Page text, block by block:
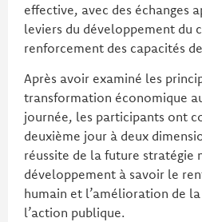
effective, avec des échanges
leviers du développement du
renforcement des capacités
Après avoir examiné les
transformation économique
journée, les participants ont
deuxième jour à deux
réussite de la future stratégie
développement à savoir le
humain et l’amélioration de
l’action publique.